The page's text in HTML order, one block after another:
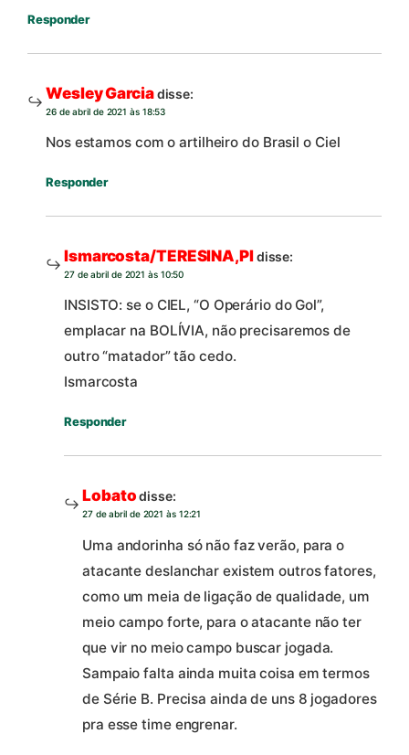
Responder
Wesley Garciadisse:
26 de abril de 2021 às 18:53
Nos estamos com o artilheiro do Brasil o Ciel
Responder
Ismarcosta/TERESINA,PIdisse:
27 de abril de 2021 às 10:50
INSISTO: se o CIEL, “O Operário do Gol”,
emplacar na BOLÍVIA, não precisaremos de
outro “matador” tão cedo.
Ismarcosta
Responder
Lobatodisse:
27 de abril de 2021 às 12:21
Uma andorinha só não faz verão, para o
atacante deslanchar existem outros fatores,
como um meia de ligação de qualidade, um
meio campo forte, para o atacante não ter
que vir no meio campo buscar jogada.
Sampaio falta ainda muita coisa em termos
de Série B. Precisa ainda de uns 8 jogadores
pra esse time engrenar.